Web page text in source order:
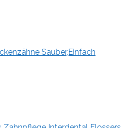
Sauber,Einfach